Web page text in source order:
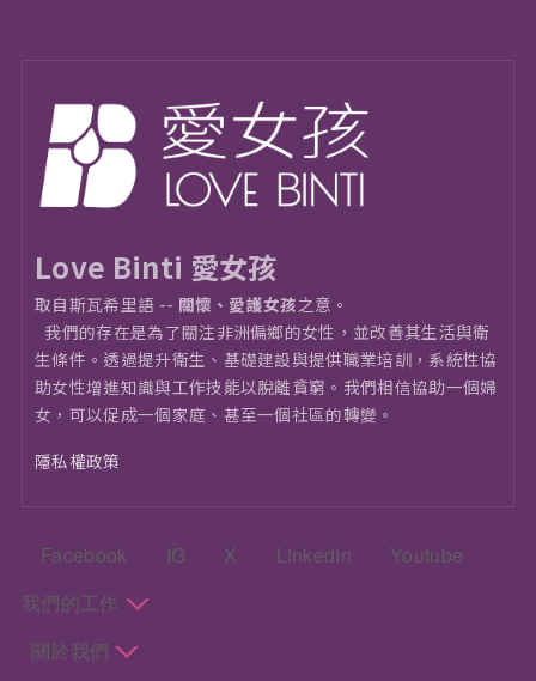
Love Binti 愛女孩
取自斯瓦希里語 -- 關懷、愛護女孩之意。
我們的存在是為了關注非洲偏鄉的女性，並改善其生活與衛
⽣條件。透過提升衛生、基礎建設與提供職業培訓，系統性協
助女性增進知識與工作技能以脫離貧窮。我們相信協助一個婦
女，可以促成一個家庭、甚至一個社區的轉變。
隱私權政策
頁尾：社群選單
Facebook IG X LinkedIn Youtube
頁尾：主選單
我們的工作
關於我們